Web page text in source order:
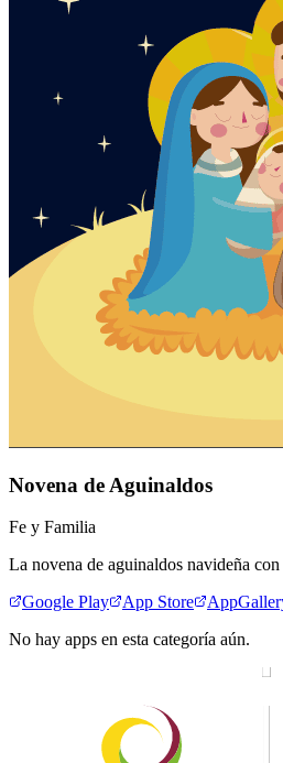
Novena de Aguinaldos
Fe y Familia
La novena de aguinaldos navideña
Google Play
App Store
No hay apps en esta categoría aún.